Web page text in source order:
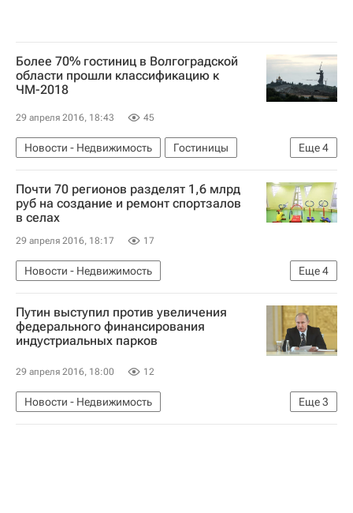
Более 70% гостиниц в Волгоградской
области прошли классификацию к
ЧМ-2018
29 апреля 2016, 18:43 45
Еще4
Новости - Недвижимость
Гостиницы
Волгоградская область
ЧМ-2018 по футболу
Коммерческая недвижимость
Россия
Почти 70 регионов разделят 1,6 млрд
руб на создание и ремонт спортзалов
в селах
29 апреля 2016, 18:17 17
Еще4
Новости - Недвижимость
Спортивные объекты
Субсидии
Инфраструктура
Россия
Путин выступил против увеличения
федерального финансирования
индустриальных парков
29 апреля 2016, 18:00 12
Еще3
Новости - Недвижимость
Коммерческая недвижимость